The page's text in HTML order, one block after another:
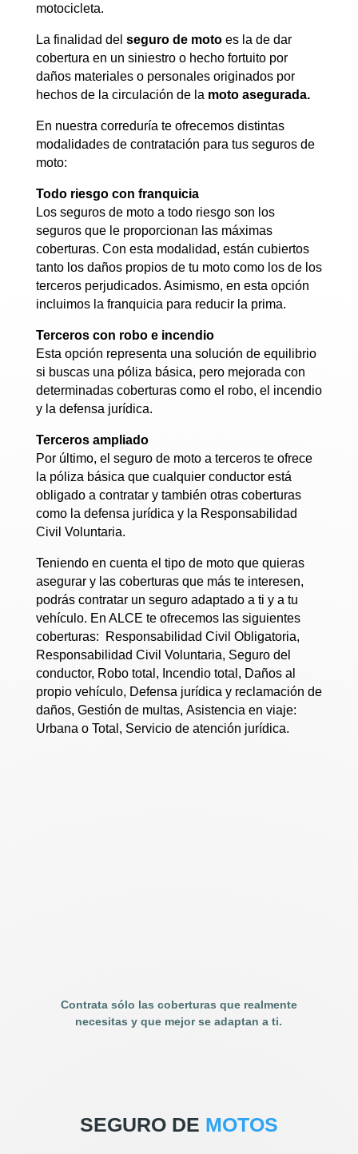
motocicleta.
La finalidad del seguro de motoes la de dar
cobertura en un siniestro o hecho fortuito por
daños materiales o personales originados por
hechos de la circulación de la moto asegurada.
En nuestra correduría te ofrecemos distintas
modalidades de contratación para tus seguros de
moto:
Todo riesgo con franquicia
Los seguros de moto a todo riesgo son los
seguros que le proporcionan las máximas
coberturas. Con esta modalidad, están cubiertos
tanto los daños propios de tu moto como los de los
terceros perjudicados. Asimismo, en esta opción
incluimos la franquicia para reducir la prima.
Terceros con robo e incendio
Esta opción representa una solución de equilibrio
si buscas una póliza básica, pero mejorada con
determinadas coberturas como el robo, el incendio
y la defensa jurídica.
Terceros ampliado
Por último, el seguro de moto a terceros te ofrece
la póliza básica que cualquier conductor está
obligado a contratar y también otras coberturas
como la defensa jurídica y la Responsabilidad
Civil Voluntaria.
Teniendo en cuenta el tipo de moto que quieras
asegurar y las coberturas que más te interesen,
podrás contratar un seguro adaptado a ti y a tu
vehículo. En ALCE te ofrecemos las siguientes
coberturas: Responsabilidad Civil Obligatoria,
Responsabilidad Civil Voluntaria, Seguro del
conductor, Robo total, Incendio total, Daños al
propio vehículo, Defensa jurídica y reclamación de
daños, Gestión de multas, Asistencia en viaje:
Urbana o Total, Servicio de atención jurídica.
Contrata sólo las coberturas que realmente
necesitas y que mejor se adaptan a ti.
SEGURO DE MOTOS